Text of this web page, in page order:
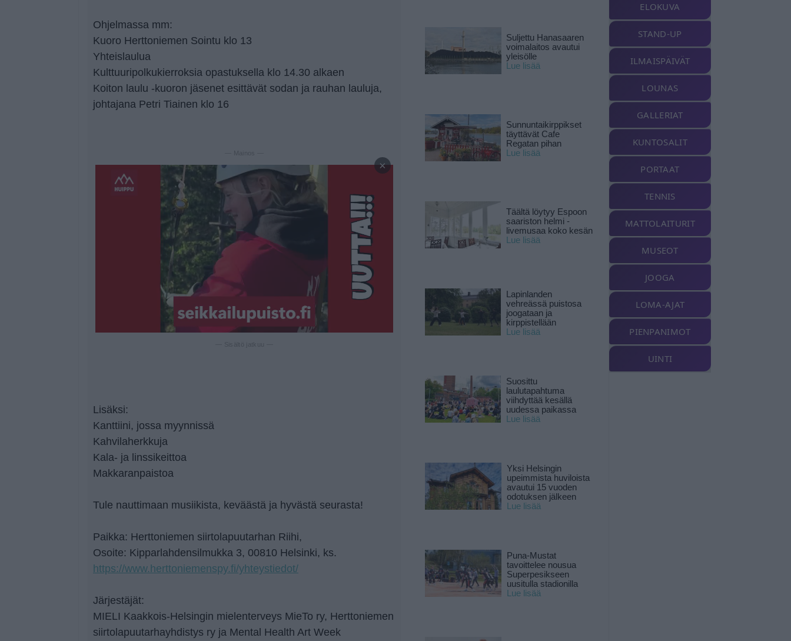
Ohjelmassa mm:
Kuoro Herttoniemen Sointu klo 13
Yhteislaulua
Kulttuuripolkukierroksia opastuksella klo 14.30 alkaen
Koiton laulu -kuoron jäsenet esittävät sodan ja rauhan lauluja,
johtajana Petri Tiainen klo 16
×
Lisäksi:
Kanttiini, jossa myynnissä
Kahvilaherkkuja
Kala- ja linssikeittoa
Makkaranpaistoa
Tule nauttimaan musiikista, keväästä ja hyvästä seurasta!
Paikka: Herttoniemen siirtolapuutarhan Riihi,
Osoite: Kipparlahdensilmukka 3, 00810 Helsinki, ks.
https://www.herttoniemenspy.fi/yhteystiedot/
Järjestäjät:
MIELI Kaakkois-Helsingin mielenterveys MieTo ry, Herttoniemen
siirtolapuutarhayhdistys ry ja Mental Health Art Week
Suljettu Hanasaaren
voimalaitos avautui
yleisölle
Lue lisää
Sunnuntaikirppikset
täyttävät Cafe
Regatan pihan
Lue lisää
Täältä löytyy Espoon
saariston helmi -
livemusaa koko kesän
Lue lisää
Lapinlanden
vehreässä puistosa
joogataan ja
kirppistellään
Lue lisää
Suosittu
laulutapahtuma
viihdyttää kesällä
uudessa paikassa
Lue lisää
Yksi Helsingin
upeimmista huviloista
avautui 15 vuoden
odotuksen jälkeen
Lue lisää
Puna-Mustat
tavoittelee nousua
Superpesikseen
uusitulla stadionilla
Lue lisää
ELOKUVA
STAND-UP
ILMAISPÄIVÄT
LOUNAS
GALLERIAT
KUNTOSALIT
PORTAAT
TENNIS
MATTOLAITURIT
MUSEOT
JOOGA
LOMA-AJAT
PIENPANIMOT
UINTI